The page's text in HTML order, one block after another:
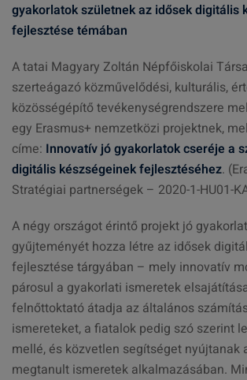
gyakorlatok születnek az idősek digitális
fejlesztése témában
A tatai Magyary Zoltán Népfőiskolai
szerteágazó közművelődési, kulturális,
közösségépítő tevékenységrendszere
egy Erasmus+ nemzetközi projektnek,
címe: Innovatív jó gyakorlatok cseréje a
digitális készségeinek fejlesztéséhez.
Stratégiai partnerségek – 2020-1-HU01-
A négy országot érintő projekt jó
gyűjteményét hozza létre az idősek
fejlesztése tárgyában – mely innovatív
párosul a gyakorlati ismeretek
felnőttoktató átadja az általános
ismereteket, a fiatalok pedig szó szerint
mellé, és közvetlen segítséget nyújtanak
megtanult ismeretek alkalmazásában.